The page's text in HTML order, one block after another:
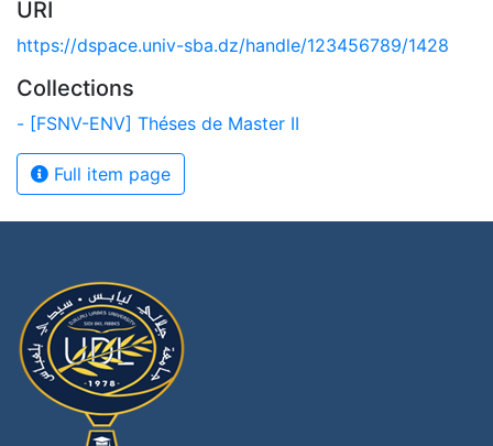
URI
https://dspace.univ-sba.dz/handle/123456789/1428
Collections
- [FSNV-ENV] Théses de Master II
Full item page